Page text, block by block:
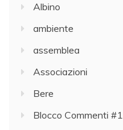
Albino
ambiente
assemblea
Associazioni
Bere
Blocco Commenti #1